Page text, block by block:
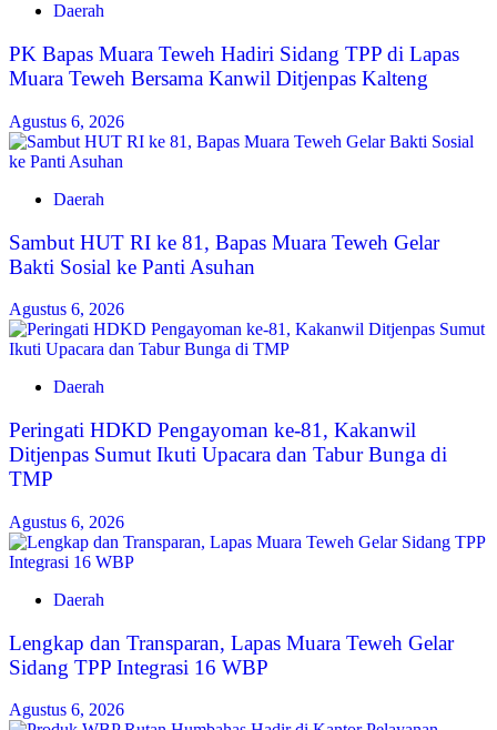
Daerah
‎PK Bapas Muara Teweh Hadiri Sidang TPP di Lapas
Muara Teweh Bersama Kanwil Ditjenpas Kalteng
Agustus 6, 2026
Daerah
‎Sambut HUT RI ke 81, Bapas Muara Teweh Gelar
Bakti Sosial ke Panti Asuhan
Agustus 6, 2026
Daerah
Peringati HDKD Pengayoman ke-81, Kakanwil
Ditjenpas Sumut Ikuti Upacara dan Tabur Bunga di
TMP
Agustus 6, 2026
Daerah
Lengkap dan Transparan, Lapas Muara Teweh Gelar
Sidang TPP Integrasi 16 WBP
Agustus 6, 2026